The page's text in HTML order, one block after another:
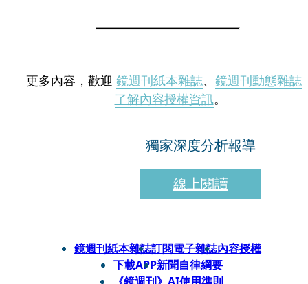
更多內容，歡迎 鏡週刊紙本雜誌、 鏡週刊動態雜誌
了解內容授權資訊。
獨家深度分析報導
線上閱讀
鏡週刊紙本雜誌訂閱電子雜誌內容授權
下載APP新聞自律綱要